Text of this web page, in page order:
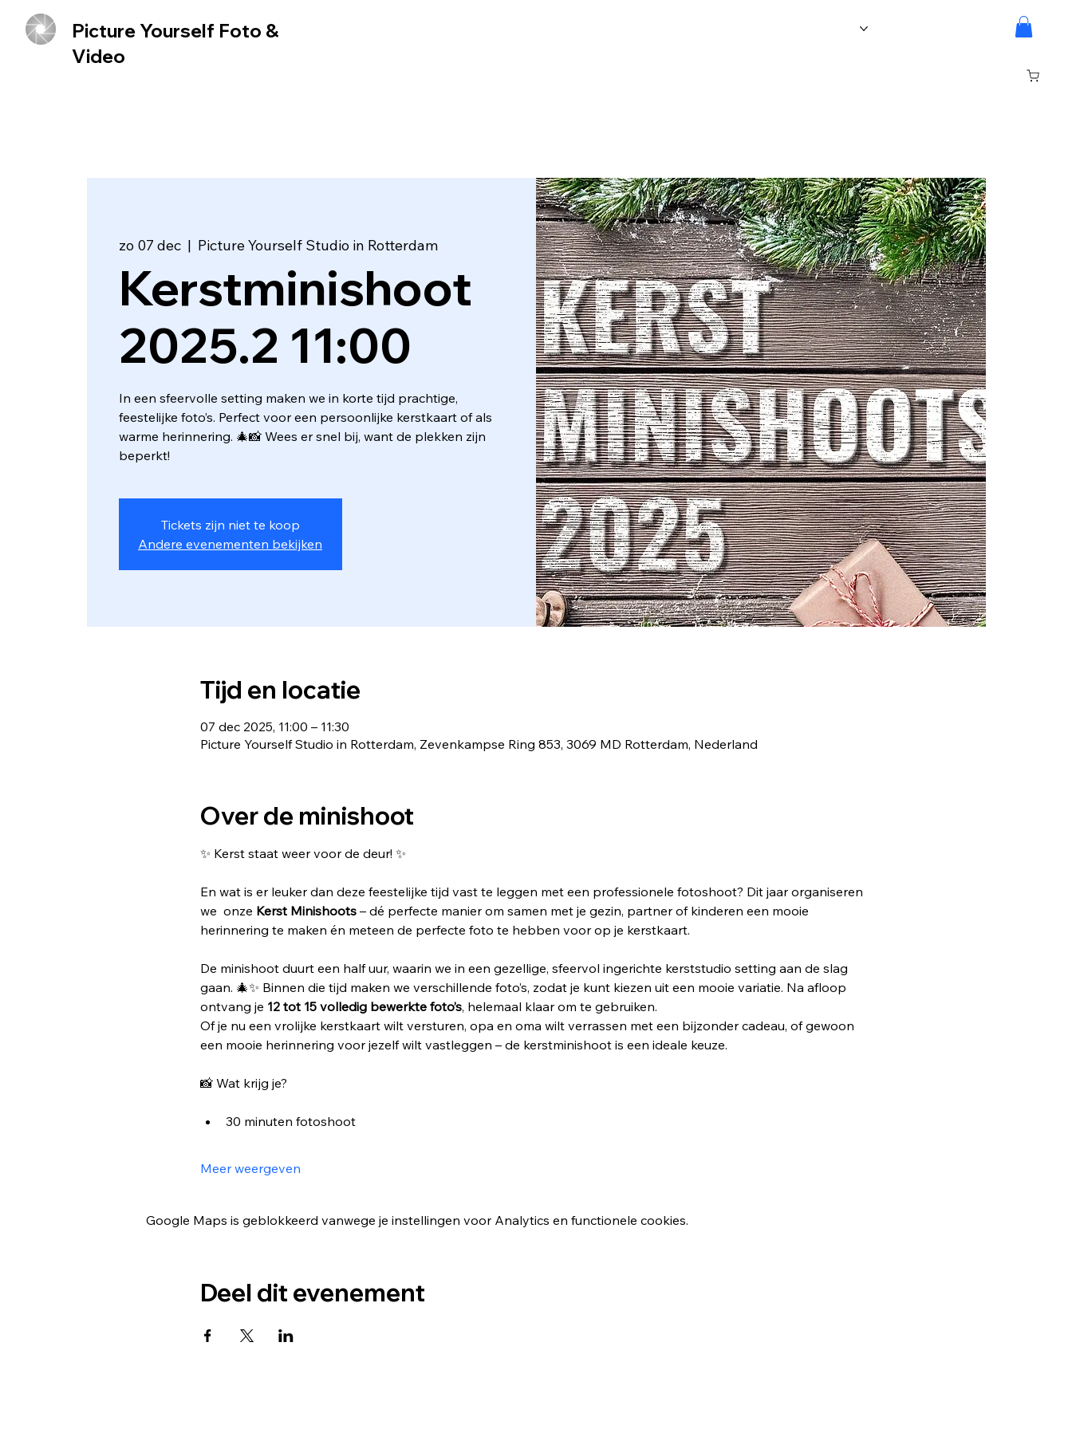
Picture Yourself Foto &
Video
Over Ons
zo 07 dec
  |
Picture Yourself Studio in Rotterdam
Kerstminishoot
2025.2 11:00
In een sfeervolle setting maken we in korte tijd prachtige,
feestelijke foto’s. Perfect voor een persoonlijke kerstkaart of als
warme herinnering. 🎄📸 Wees er snel bij, want de plekken zijn
beperkt!
Tickets zijn niet te koop
Andere evenementen bekijken
Tijd en locatie
07 dec 2025, 11:00 – 11:30
Picture Yourself Studio in Rotterdam, Zevenkampse Ring 853, 3069 MD Rotterdam, Nederland
Over de minishoot
✨ Kerst staat weer voor de deur! ✨
En wat is er leuker dan deze feestelijke tijd vast te leggen met een professionele fotoshoot? Dit jaar organiseren
we  onze Kerst Minishoots – dé perfecte manier om samen met je gezin, partner of kinderen een mooie
herinnering te maken én meteen de perfecte foto te hebben voor op je kerstkaart.
De minishoot duurt een half uur, waarin we in een gezellige, sfeervol ingerichte kerststudio setting aan de slag
gaan. 🎄✨ Binnen die tijd maken we verschillende foto’s, zodat je kunt kiezen uit een mooie variatie. Na afloop
ontvang je 12 tot 15 volledig bewerkte foto’s, helemaal klaar om te gebruiken.
Of je nu een vrolijke kerstkaart wilt versturen, opa en oma wilt verrassen met een bijzonder cadeau, of gewoon
een mooie herinnering voor jezelf wilt vastleggen – de kerstminishoot is een ideale keuze.
📸 Wat krijg je?
30 minuten fotoshoot
Meer weergeven
Google Maps is geblokkeerd vanwege je instellingen voor Analytics en functionele cookies.
Deel dit evenement